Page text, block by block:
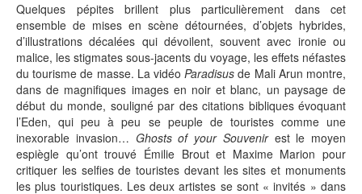
Quelques pépites brillent plus particulièrement dans cet
ensemble de mises en scène détournées, d’objets hybrides,
d’illustrations décalées qui dévoilent, souvent avec ironie ou
malice, les stigmates sous-jacents du voyage, les effets néfastes
du tourisme de masse. La vidéoParadisus de Mali Arun montre,
dans de magnifiques images en noir et blanc, un paysage de
début du monde, souligné par des citations bibliques évoquant
l’Eden, qui peu à peu se peuple de touristes comme une
inexorable invasion… Ghosts of your Souvenirest le moyen
espiègle qu’ont trouvé Émilie Brout et Maxime Marion pour
critiquer les selfies de touristes devant les sites et monuments
les plus touristiques. Les deux artistes se sont « invités » dans